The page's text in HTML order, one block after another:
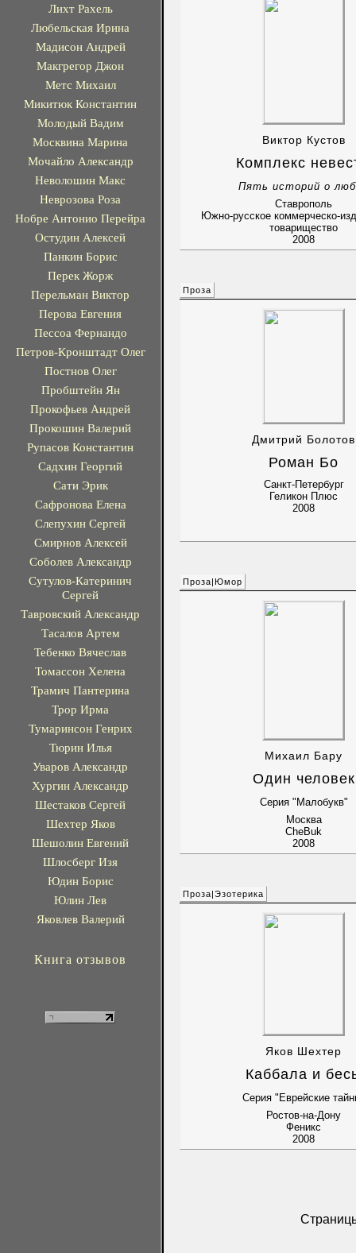
Лихт Рахель
Любельская Ирина
Мадисон Андрей
Макгрегор Джон
Метс Михаил
Микитюк Константин
Молодый Вадим
Москвина Марина
Мочайло Александр
Неволошин Макс
Неврозова Роза
Нобре Антонио Перейра
Остудин Алексей
Панкин Борис
Перек Жорж
Перельман Виктор
Перова Евгения
Пессоа Фернандо
Петров-Кронштадт Олег
Постнов Олег
Пробштейн Ян
Прокофьев Андрей
Прокошин Валерий
Рупасов Константин
Садхин Георгий
Сати Эрик
Сафронова Елена
Слепухин Сергей
Смирнов Алексей
Соболев Александр
Сутулов-Катеринич
Сергей
Тавровский Александр
Тасалов Артем
Тебенко Вячеслав
Томассон Хелена
Трамич Пантерина
Трор Ирма
Тумаринсон Генрих
Тюрин Илья
Уваров Александр
Хургин Александр
Шестаков Сергей
Шехтер Яков
Шешолин Евгений
Шлосберг Изя
Юдин Борис
Юлин Лев
Яковлев Валерий
Книга отзывов
Виктор Кустов
Комплекс
Пять историй о
Ставрополь
Южно-русское коммерческо-
товарищество
2008
Проза
Дмитрий Болотов
Роман Бо
Санкт-Петербург
Геликон Плюс
2008
Проза|Юмор
Михаил Бару
Один человек
Серия "Малобукв"
Москва
CheBuk
2008
Проза|Эзотерика
Яков Шехтер
Каббала и
Серия "Еврейские
Ростов-на-Дону
Феникс
2008